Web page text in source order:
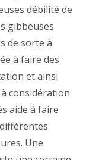
débilité de
gibbeuses
de sorte à
à faire des
et ainsi
considération
aide à faire
Une